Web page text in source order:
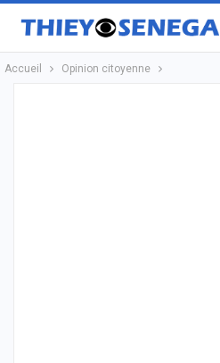
Accueil Opinion citoyenne